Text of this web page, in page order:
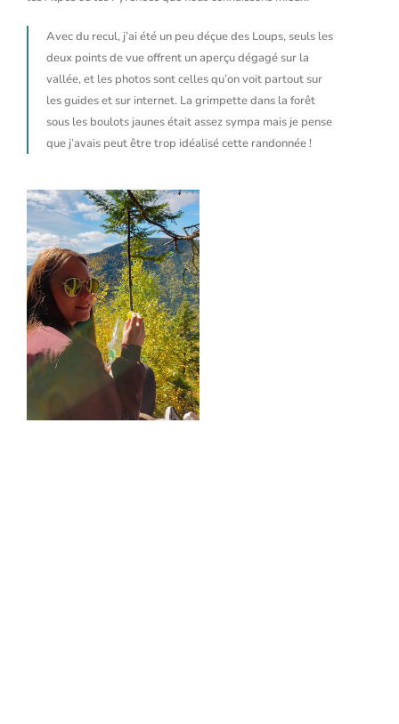
Avec du recul, j’ai été un peu déçue des Loups, seuls les
deux points de vue offrent un aperçu dégagé sur la
vallée, et les photos sont celles qu’on voit partout sur
les guides et sur internet. La grimpette dans la forêt
sous les boulots jaunes était assez sympa mais je pense
que j’avais peut être trop idéalisé cette randonnée !